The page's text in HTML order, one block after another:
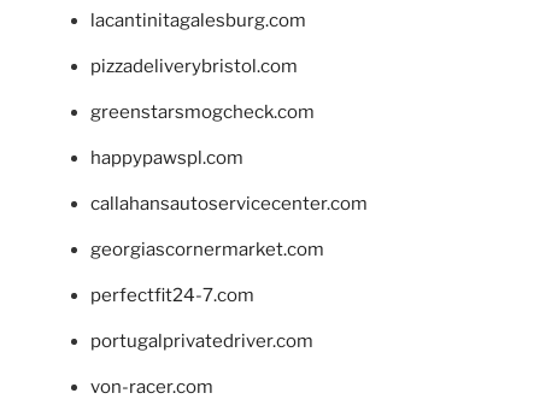
lacantinitagalesburg.com
pizzadeliverybristol.com
greenstarsmogcheck.com
happypawspl.com
callahansautoservicecenter.com
georgiascornermarket.com
perfectfit24-7.com
portugalprivatedriver.com
von-racer.com